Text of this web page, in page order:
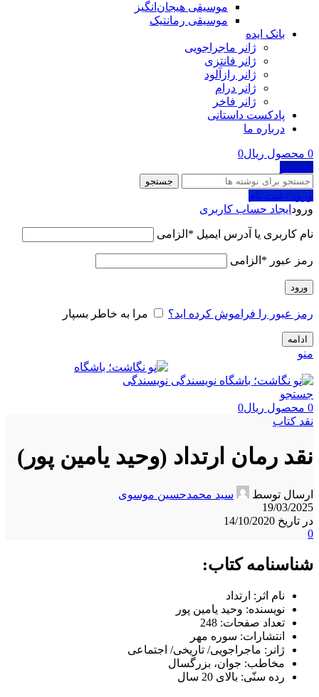
موسیقی هیجان‌انگیز
موسیقی رمانتیک
بانک ایده
ژانر ماجراجویی
ژانر فانتزی
ژانر رازآلود
ژانر درام
ژانر فاخر
پادکست‌‌ داستانی
درباره ما
0 محصول ریال0
جستجو
جستجو
ورود / ثبت نام
ورود ایجاد حساب کاربری
نام کاربری یا آدرس ایمیل * الزامی
رمز عبور * الزامی
ورود
رمز عبور را فراموش کرده اید؟ مرا به خاطر بسپار
ادامه
منو
جستجو
0 محصول ریال0
نقد کتاب
نقد رمان ارتداد (وحید یامین پور)
ارسال توسط
سید محمدحسین موسوی
19/03/2025
در تاریخ 14/10/2020
0
شناسنامه کتاب:
نام اثر: ارتداد
نویسنده: وحید یامین پور
تعداد صفحات: 248
انتشارات: سوره مهر
ژانر: ماجراجویی/ تاریخی/ اجتماعی
مخاطب: جوان، بزرگسال
رده سنّی: بالای 20 سال